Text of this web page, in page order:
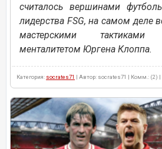
считалось вершинами
лидерства FSG, на самом деле
мастерскими
менталитетом Юргена Клоппа.
Категория: socrates71 | Автор: socrates71 | Комм.: (2) |